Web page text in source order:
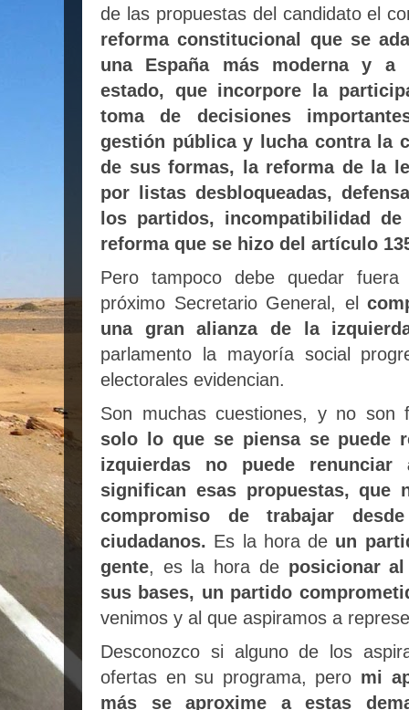
de las propuestas del candidato el
reforma constitucional que se
una España más moderna y a
estado, que incorpore la
toma de decisiones
gestión pública y lucha contra la
de sus formas, la reforma de la
por listas desbloqueadas,
los partidos, incompatibilidad
reforma que se hizo del artículo
Pero tampoco debe quedar
próximo Secretario General, el
una gran alianza de la
parlamento la mayoría social
electorales evidencian.
Son muchas cuestiones, y no son
solo lo que se piensa se puede
izquierdas no puede
significan esas propuestas,
compromiso de trabajar
ciudadanos. Es la hora de un
gente, es la hora de posicionar
sus bases, un partido
venimos y al que aspiramos a
Desconozco si alguno de los
ofertas en su programa, pero mi
más se aproxime a estas